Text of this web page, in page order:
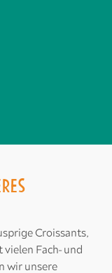
Croissants,
vielen Fach- und
wir unsere